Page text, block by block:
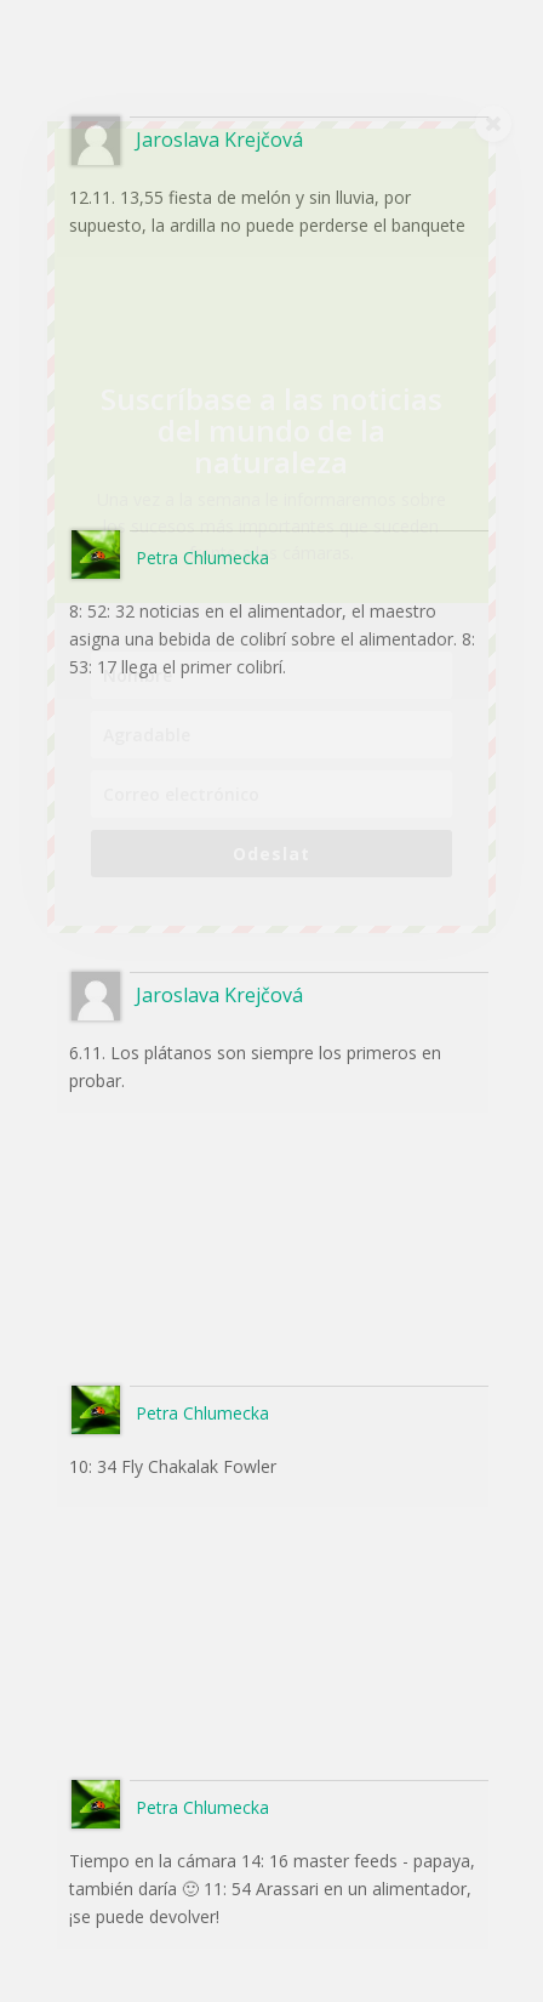
Jaroslava Krejčová
12.11. 13,55 fiesta de melón y sin lluvia, por
supuesto, la ardilla no puede perderse el banquete
Petra Chlumecka
8: 52: 32 noticias en el alimentador, el maestro
asigna una bebida de colibrí sobre el alimentador. 8:
53: 17 llega el primer colibrí.
Jaroslava Krejčová
6.11. Los plátanos son siempre los primeros en
probar.
Petra Chlumecka
10: 34 Fly Chakalak Fowler
Petra Chlumecka
Tiempo en la cámara 14: 16 master feeds - papaya,
también daría 🙂 11: 54 Arassari en un alimentador,
¡se puede devolver!
los sucesos más importantes que suceden
frente a las cámaras.